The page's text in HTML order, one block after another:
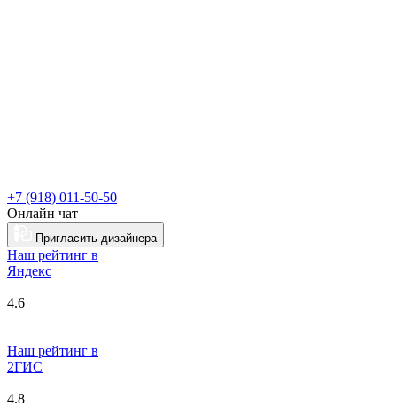
+7 (918) 011-50-50
Онлайн чат
Пригласить дизайнера
Наш рейтинг в
Яндекс
4.6
Наш рейтинг в
2ГИС
4.8